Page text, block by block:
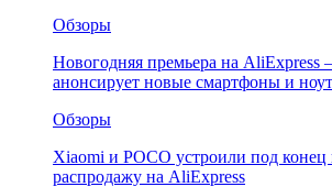
Обзоры
Новогодняя премьера на AliExpress
анонсирует новые смартфоны и
Обзоры
Xiaomi и POCO устроили под
распродажу на AliExpress